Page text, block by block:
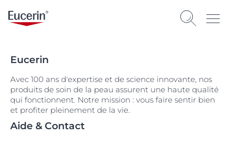
Eucerin
Avec 100 ans d'expertise et de science innovante, nos
produits de soin de la peau assurent une haute qualité
qui fonctionnent. Notre mission : vous faire sentir bien
et profiter pleinement de la vie.
Aide & Contact